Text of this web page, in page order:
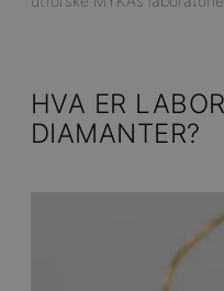
HVA ER
DIAMANTER?